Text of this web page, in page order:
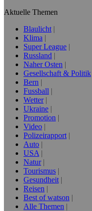
Aktuelle Themen
Blaulicht
Klima
Super League
Russland
Naher Osten
Gesellschaft & Politik
Bern
Fussball
Wetter
Ukraine
Promotion
Video
Polizeirapport
Auto
USA
Natur
Tourismus
Gesundheit
Reisen
Best of watson
Alle Themen